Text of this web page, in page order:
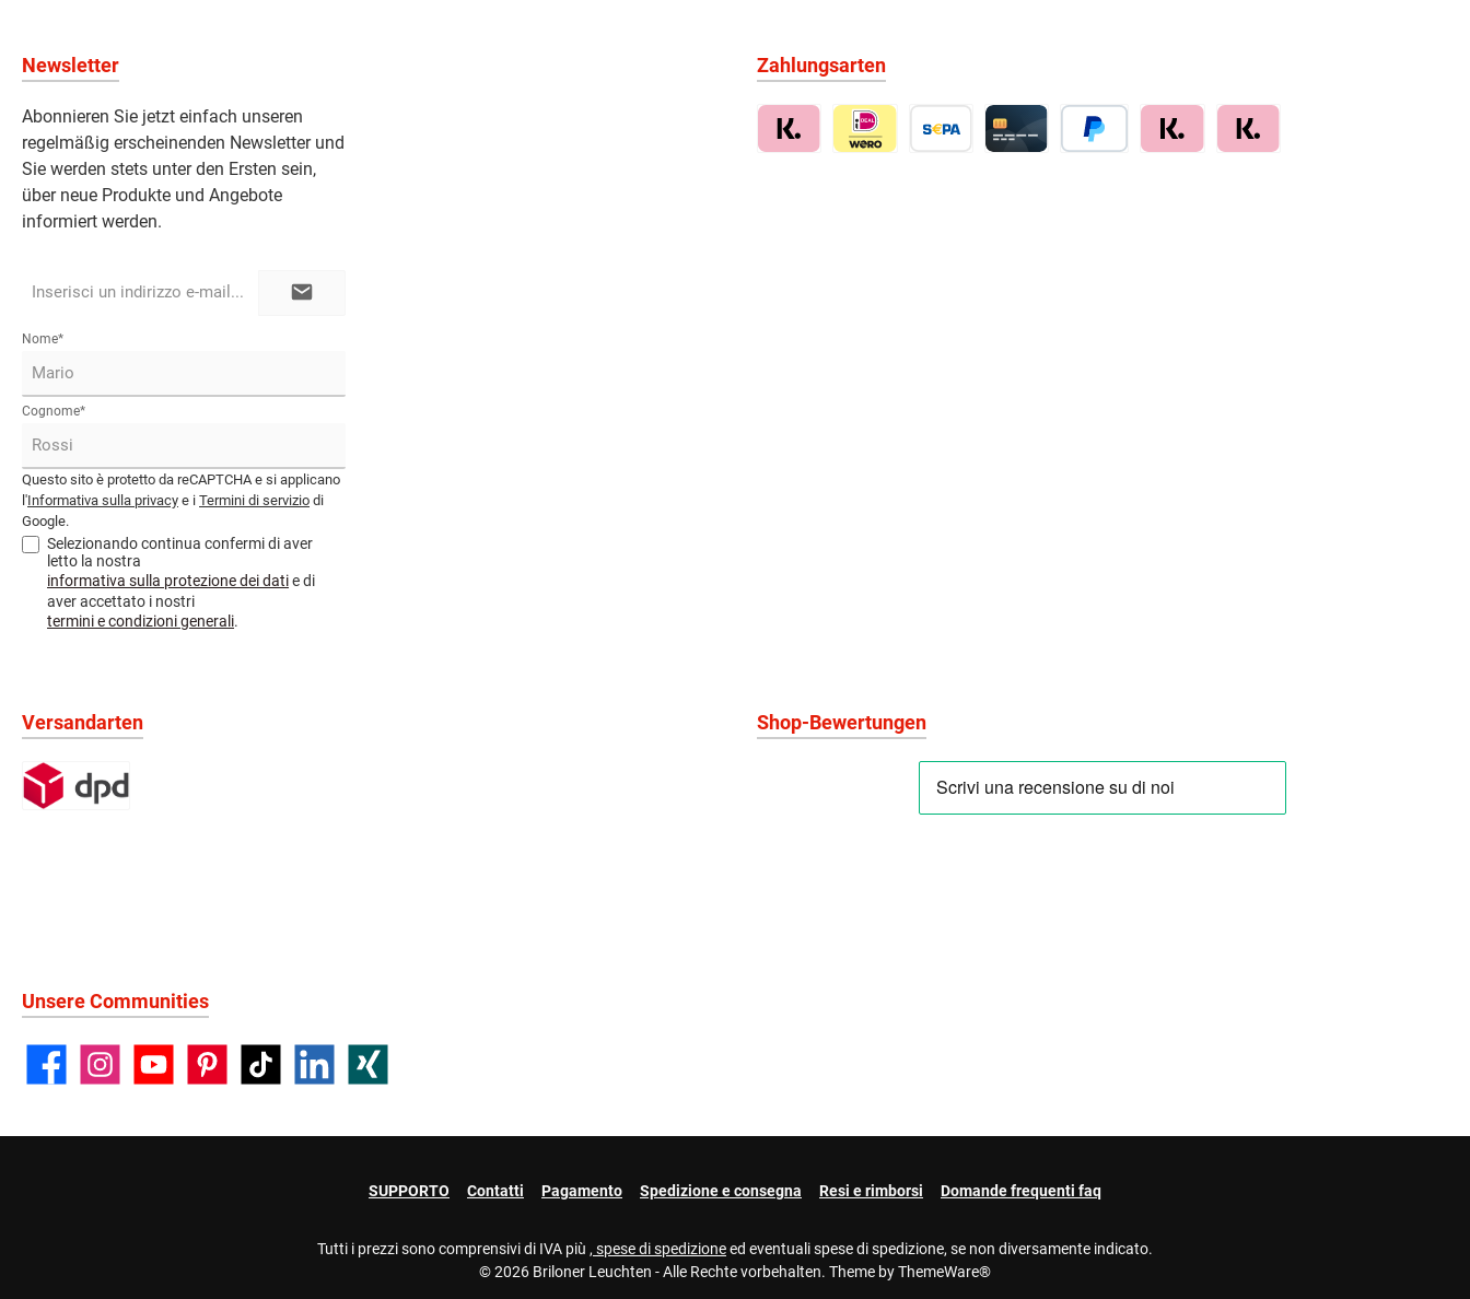
Newsletter
Abonnieren Sie jetzt einfach unseren
regelmäßig erscheinenden Newsletter und
Sie werden stets unter den Ersten sein,
über neue Produkte und Angebote
informiert werden.
Nome*
Cognome*
Questo sito è protetto da reCAPTCHA e si applicano
l'Informativa sulla privacy e i Termini di servizio di
Google.
Selezionando continua confermi di aver
letto la nostra
informativa sulla protezione dei datie di
aver accettato i nostri
termini e condizioni generali.
Zahlungsarten
Versandarten Shop-Bewertungen
Unsere Communities
FacebookInstagramYouTube Pinterest TikTok LinkedIn Xing
SUPPORTO Contatti Pagamento Spedizione e consegna Resi e rimborsi Domande frequenti faq
Tutti i prezzi sono comprensivi di IVA più , spese di spedizioneed eventuali spese di spedizione, se non diversamente indicato.
© 2026 Briloner Leuchten - Alle Rechte vorbehalten. Theme byThemeWare®